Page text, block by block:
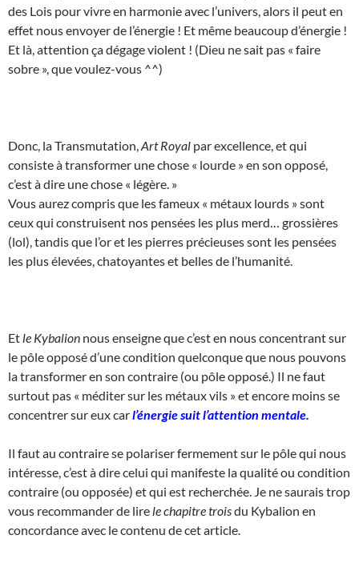
des Lois pour vivre en harmonie avec l’univers, alors il peut en
effet nous envoyer de l’énergie ! Et même beaucoup d’énergie !
Et là, attention ça dégage violent ! (Dieu ne sait pas « faire
sobre », que voulez-vous ^^)
Donc, la Transmutation, Art Royal par excellence, et qui
consiste à transformer une chose « lourde » en son opposé,
c’est à dire une chose « légère. »
Vous aurez compris que les fameux « métaux lourds » sont
ceux qui construisent nos pensées les plus merd… grossières
(lol), tandis que l’or et les pierres précieuses sont les pensées
les plus élevées, chatoyantes et belles de l’humanité.
Et le Kybalion nous enseigne que c’est en nous concentrant sur
le pôle opposé d’une condition quelconque que nous pouvons
la transformer en son contraire (ou pôle opposé.) Il ne faut
surtout pas « méditer sur les métaux vils » et encore moins se
concentrer sur eux carl’énergie suit l’attention mentale.
Il faut au contraire se polariser fermement sur le pôle qui nous
intéresse, c’est à dire celui qui manifeste la qualité ou condition
contraire (ou opposée) et qui est recherchée. Je ne saurais trop
vous recommander de lire le chapitre troisdu Kybalion en
concordance avec le contenu de cet article.